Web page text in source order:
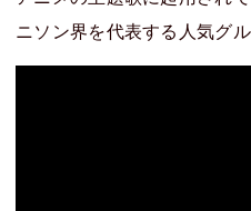
ニソン界を代表する人気グ